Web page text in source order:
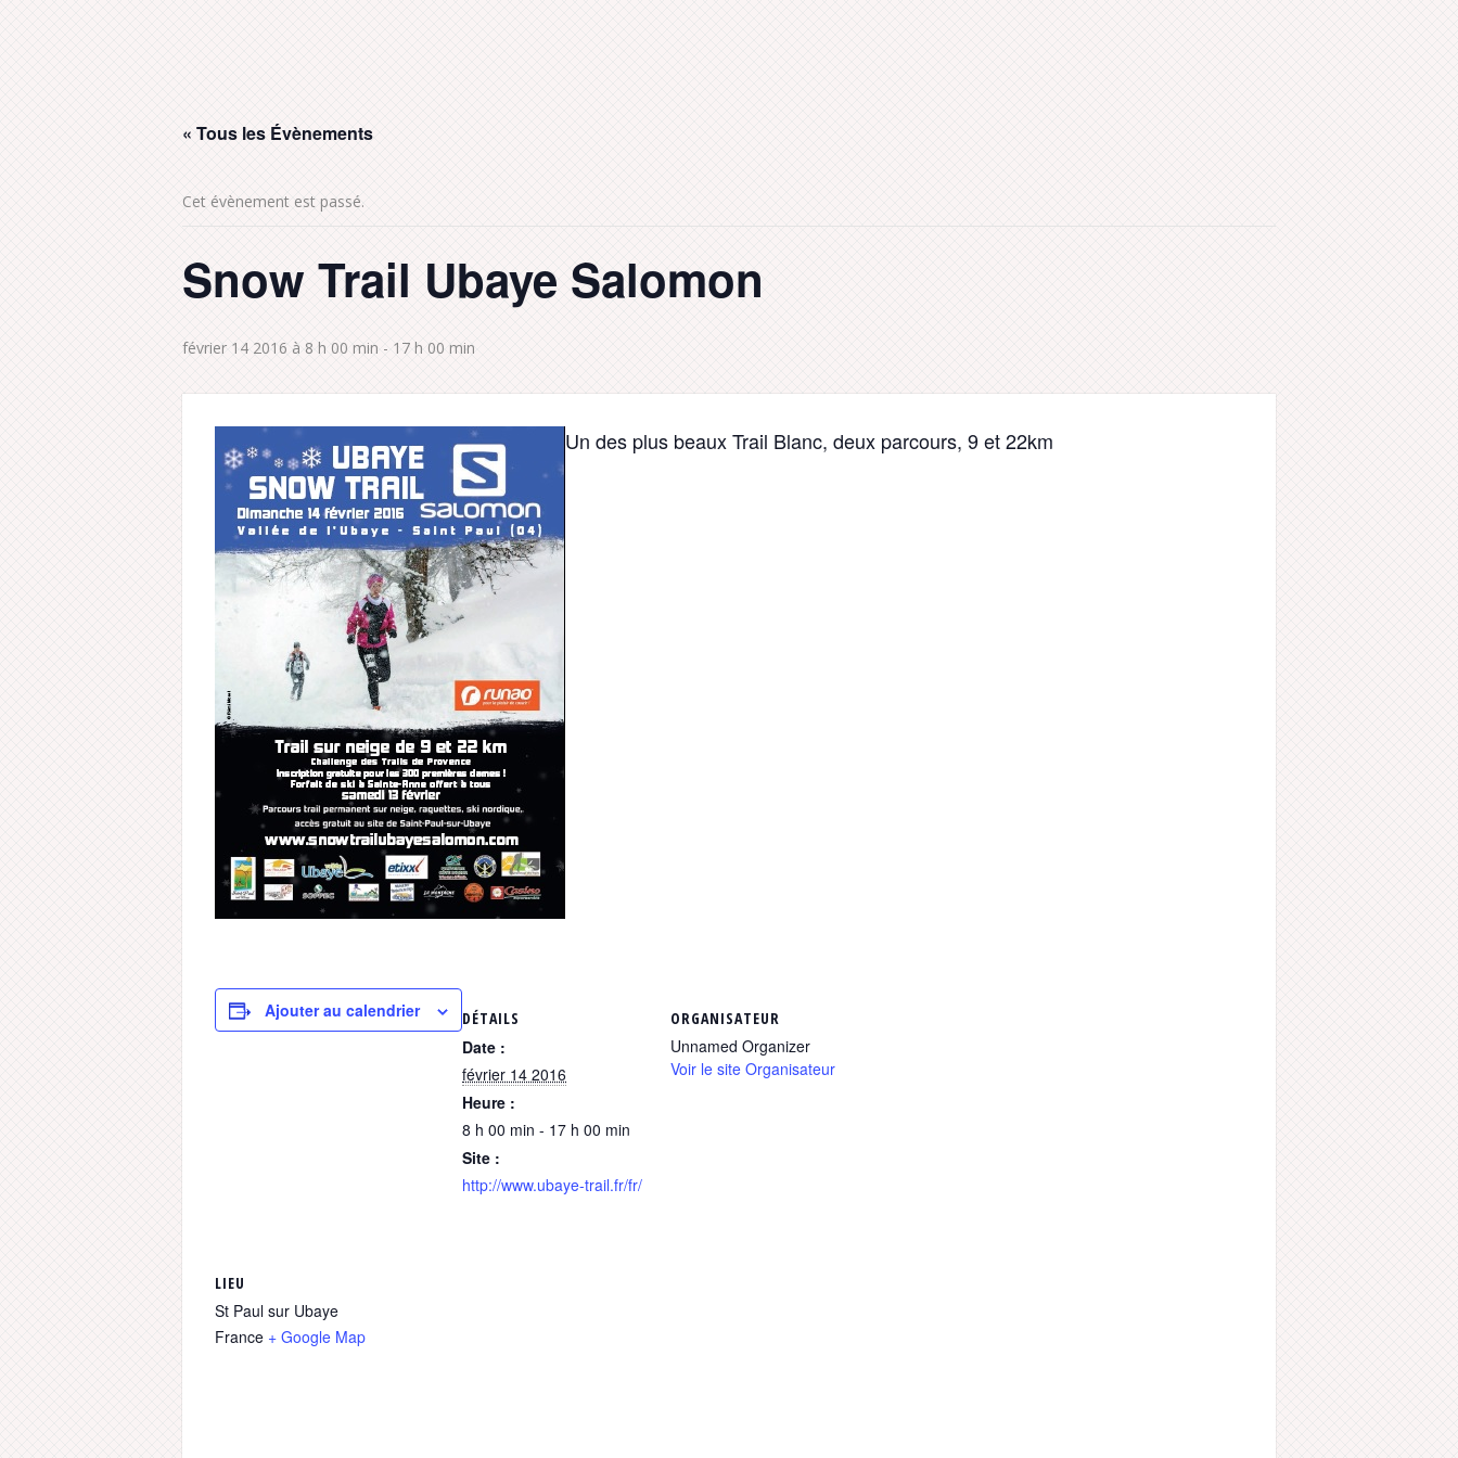
« Tous les Évènements
Cet évènement est passé.
Snow Trail Ubaye Salomon
février 14 2016 à 8 h 00 min - 17 h 00 min
Un des plus beaux Trail Blanc, deux parcours, 9 et 22km
Ajouter au calendrier DÉTAILS
Date :
février 14 2016
Heure :
8 h 00 min - 17 h 00 min
Site :
http://www.ubaye-trail.fr/fr/
ORGANISATEUR
Unnamed Organizer
Voir le site Organisateur
LIEU
St Paul sur Ubaye
France + Google Map